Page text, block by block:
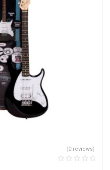
(0 reviews)